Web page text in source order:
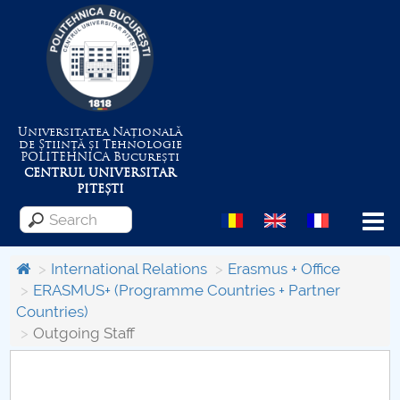
Universitatea Națională
de Știință și Tehnologie
POLITEHNICABucurești
CENTRUL UNIVERSITAR
PITEȘTI
Menu
About the University
Centrul de Management al Proiectelor
International Relations
Erasmus + Office
ERASMUS+ (Programme Countries + Partner
Countries)
Outgoing Staff